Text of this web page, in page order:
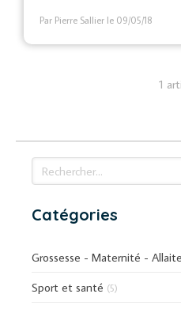
Par Pierre Sallier le 09/05/18
1
Rechercher
Catégories
Grossesse - Maternité -
Sport et santé (5)